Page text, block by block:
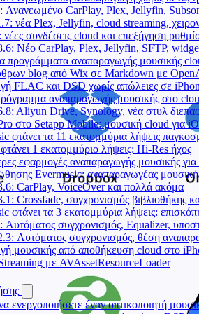
Ανανεωμένο CarPlay, Plex, Jellyfin,
νέα Plex, Jellyfin, cloud streaming,
συνδέσεις cloud και επεξήγηση
Νέο CarPlay, Plex, Jellyfin, SFTP,
προγράμματα αναπαραγωγής μουσικής
blog από Wix σε Markdown με
FLAC και DSD χωρίς απώλειες σε
αναπαραγωγής μουσικής στο
Aliyun Drive, Synology, νέα στυλ
στο Setapp Mobile: μουσική cloud για
φτάνει τα 11 εκατομμύρια λήψεις
1 εκατομμύριο λήψεις: Hi-Res ήχος
εφαρμογές αναπαραγωγής μουσικής
Evermusic: αναπαραγωγέας
CarPlay, VoiceOver και πολλά ακόμα
Crossfade, συγχρονισμός βιβλιοθήκης
φτάνει τα 3 εκατομμύρια λήψεις:
Αυτόματος συγχρονισμός, Equalizer,
Αυτόματος συγχρονισμός, θέση
μουσικής από αποθήκευση cloud στο
με AVAssetResourceLoader
ενεργοποιήσετε έναν οπτικοποιητή